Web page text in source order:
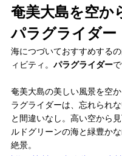
奄美大島を空か
パラグライダー
海につづいておすすめする
ィビティ。 パラグライダーで
奄美大島の美しい風景を空
ラグライダーは、忘れられ
と間違いなし。高い空から
ルドグリーンの海と緑豊か
絶景。